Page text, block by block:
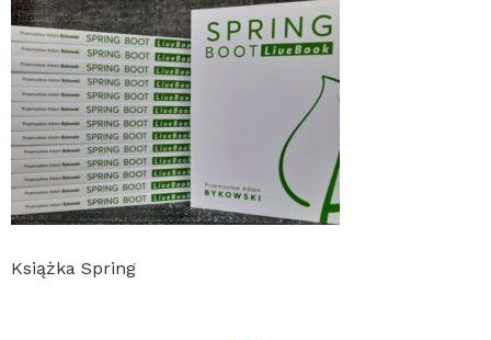
Książka Spring